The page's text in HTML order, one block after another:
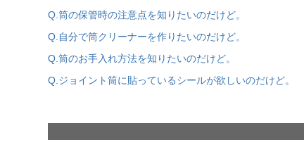
Q.筒の保管時の注意点を知りたいのだけど。
Q.自分で筒クリーナーを作りたいのだけど。
Q.筒のお手入れ方法を知りたいのだけど。
Q.ジョイント筒に貼っているシールが欲しいのだけど。